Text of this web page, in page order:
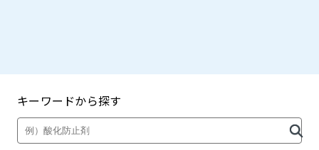
キーワードから探す